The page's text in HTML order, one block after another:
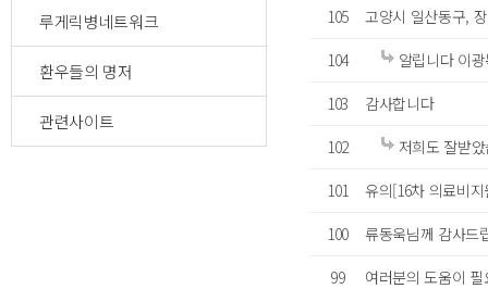
루게릭병네트워크
환우들의 명저
관련사이트
105
고양시 일산동구,
104
알립니다 이
103
감사합니다
102
저희도 잘받
101
유의[16차 의료비
100
류동욱님께 감사드
99
여러분의 도움이